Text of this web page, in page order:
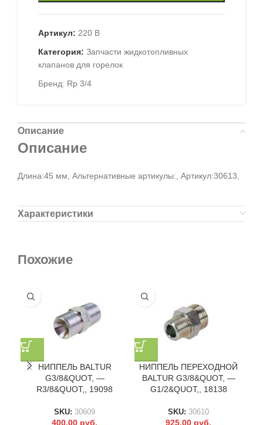
Артикул: 220 В
Категория: Запчасти жидкотопливных
клапанов для горелок
Бренд: Rp 3/4
Описание
Описание
Длина:45 мм, Альтернативные артикулы:, Артикул:30613,
Характеристики
Похожие
НИППЕЛЬ BALTUR
G3/8&QUOT, —
R3/8&QUOT,, 19098
SKU: 30609
400.00 руб.
НИППЕЛЬ ПЕРЕХОДНОЙ
BALTUR G3/8&QUOT, —
G1/2&QUOT,, 18138
SKU: 30610
925.00 руб.